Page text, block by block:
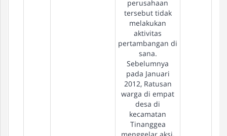
perusahaan
tersebut tidak
melakukan
aktivitas
pertambangan di
sana.
Sebelumnya
pada Januari
2012, Ratusan
warga di empat
desa di
kecamatan
Tinanggea